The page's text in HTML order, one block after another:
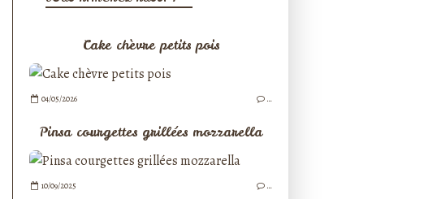
Cake chèvre petits pois
04/05/2026 …
Pinsa courgettes grillées mozzarella
10/09/2025 …